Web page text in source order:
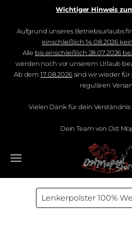
Wichtiger Hinweis
Aufgrund unseres Betriebsurlaubs
einschließlich 14.08.2026
Alle bis einschließlich 28.07.2026
werden noch vor unserem Urlaub
Ab dem17.08.2026sind wir wieder
regulären
Vielen Dank für dein
Dein Team von Ost
Lenkerpolster 100%